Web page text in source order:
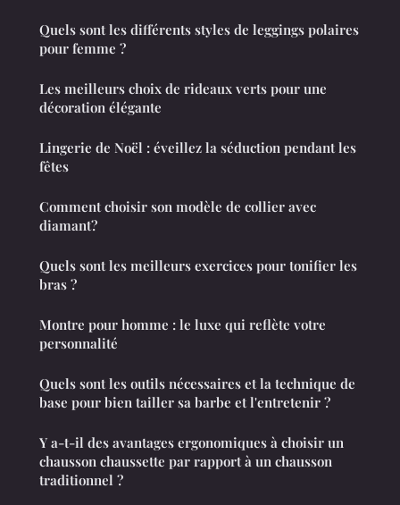
Quels sont les différents styles de leggings polaires
pour femme ?
Les meilleurs choix de rideaux verts pour une
décoration élégante
Lingerie de Noël : éveillez la séduction pendant les
fêtes
Comment choisir son modèle de collier avec
diamant?
Quels sont les meilleurs exercices pour tonifier les
bras ?
Montre pour homme : le luxe qui reflète votre
personnalité
Quels sont les outils nécessaires et la technique de
base pour bien tailler sa barbe et l'entretenir ?
Y a-t-il des avantages ergonomiques à choisir un
chausson chaussette par rapport à un chausson
traditionnel ?